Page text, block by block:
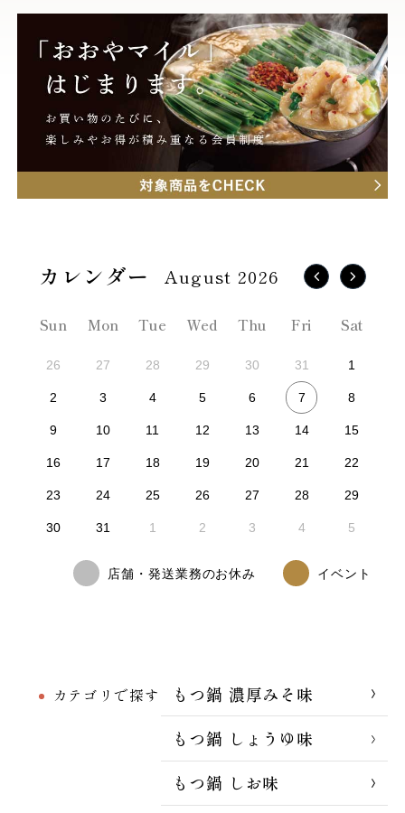
カテゴリで探す
もつ鍋 濃厚みそ味
もつ鍋 しょうゆ味
もつ鍋 しお味
August 2026
Sun Mon Tue Wed Thu Fri Sat
26 27 28 29 30 31 1
2 3 4 5 6 7 8
9 10 11 12 13 14 15
16 17 18 19 20 21 22
23 24 25 26 27 28 29
30 31 1 2 3 4 5
店舗・発送業務のお休み イベント